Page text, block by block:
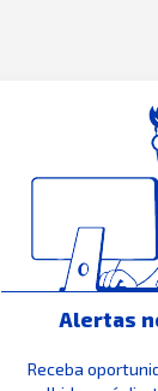
Alertas
Receba